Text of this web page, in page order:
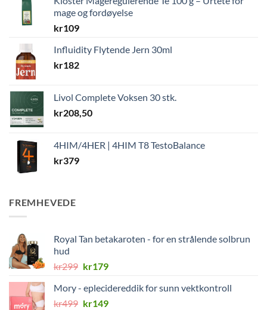
mage og fordøyelse
kr109
Influidity Flytende Jern 30ml
kr182
Livol Complete Voksen 30 stk.
kr208,50
4HIM/4HER | 4HIM T8 TestoBalance
kr379
FREMHEVEDE
Royal Tan betakaroten - for en strålende solbrun
hud
kr299 Opprinnelig
var:
kr299.
kr179Nåværende
er:
kr179.
Mory - eplecidereddik for sunn vektkontroll
kr499 Opprinnelig
kr149Nåværende